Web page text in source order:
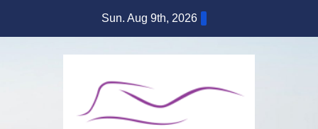
Sun. Aug 9th, 2026